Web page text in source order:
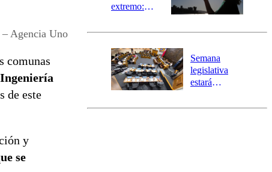
Agencia Uno
comunas
de este
y
se
extremo:
activa Alerta
Preventiva en
tres comunas
Semana
legislativa
estará
el fin de la